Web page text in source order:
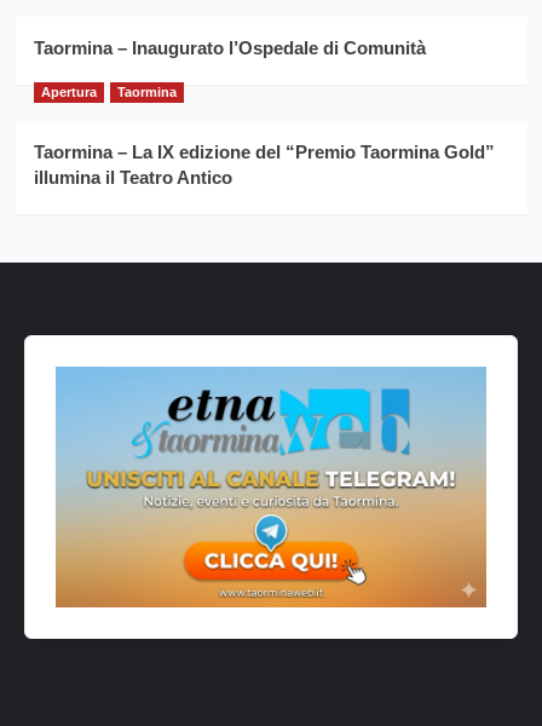
Taormina – Inaugurato l’Ospedale di Comunità
Apertura Taormina
Taormina – La IX edizione del “Premio Taormina Gold”
illumina il Teatro Antico